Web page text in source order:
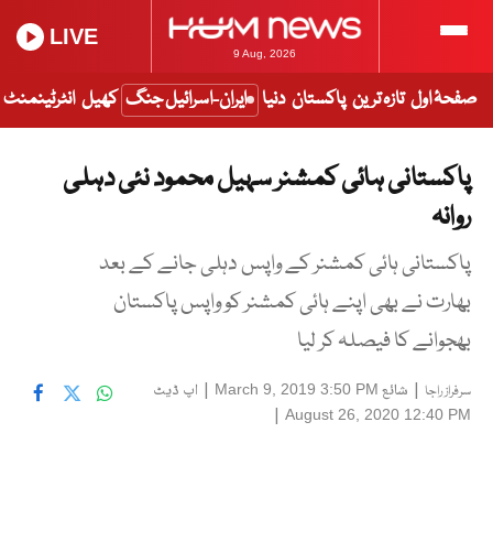
9 Aug, 2026
LIVE
صفحۂ اول تازہ ترین پاکستان دنیا ایران-اسرائیل جنگ کھیل انٹرٹینمنٹ
پاکستانی ہائی کمشنر سہیل محمود نئی دہلی
روانہ
پاکستانی ہائی کمشنر کے واپس دہلی جانے کے بعد
بھارت نے بھی اپنے ہائی کمشنر کو واپس پاکستان
بھجوانے کا فیصلہ کر لیا
سرفراز راجا | شائع March 9, 2019 3:50 PM
| اپ ڈیٹ
August 26, 2020 12:40 PM
|